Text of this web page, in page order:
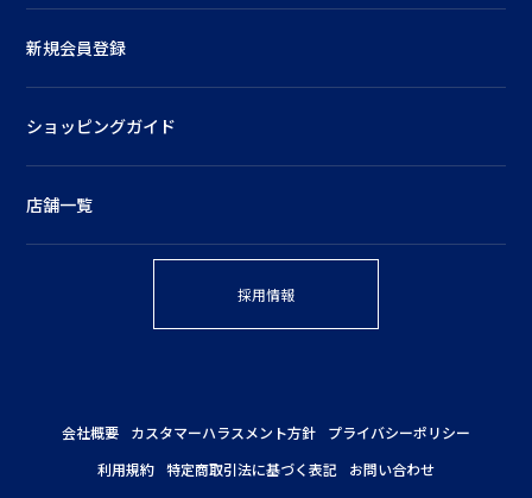
新規会員登録
ショッピングガイド
店舗一覧
採用情報
会社概要 カスタマーハラスメント方針
プライバシーポリシー
利用規約 特定商取引法に基づく表記
お問い合わせ